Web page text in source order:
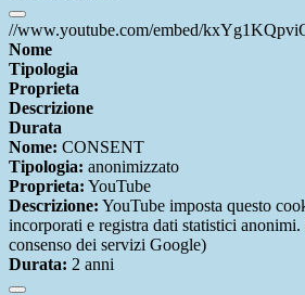
//www.youtube.com/embed/
Nome
Tipologia
Proprieta
Descrizione
Durata
Nome: CONSENT
Tipologia: anonimizzato
Proprieta: YouTube
Descrizione: YouTube imposta questo
incorporati e registra dati statistici
consenso dei servizi Google)
Durata: 2 anni